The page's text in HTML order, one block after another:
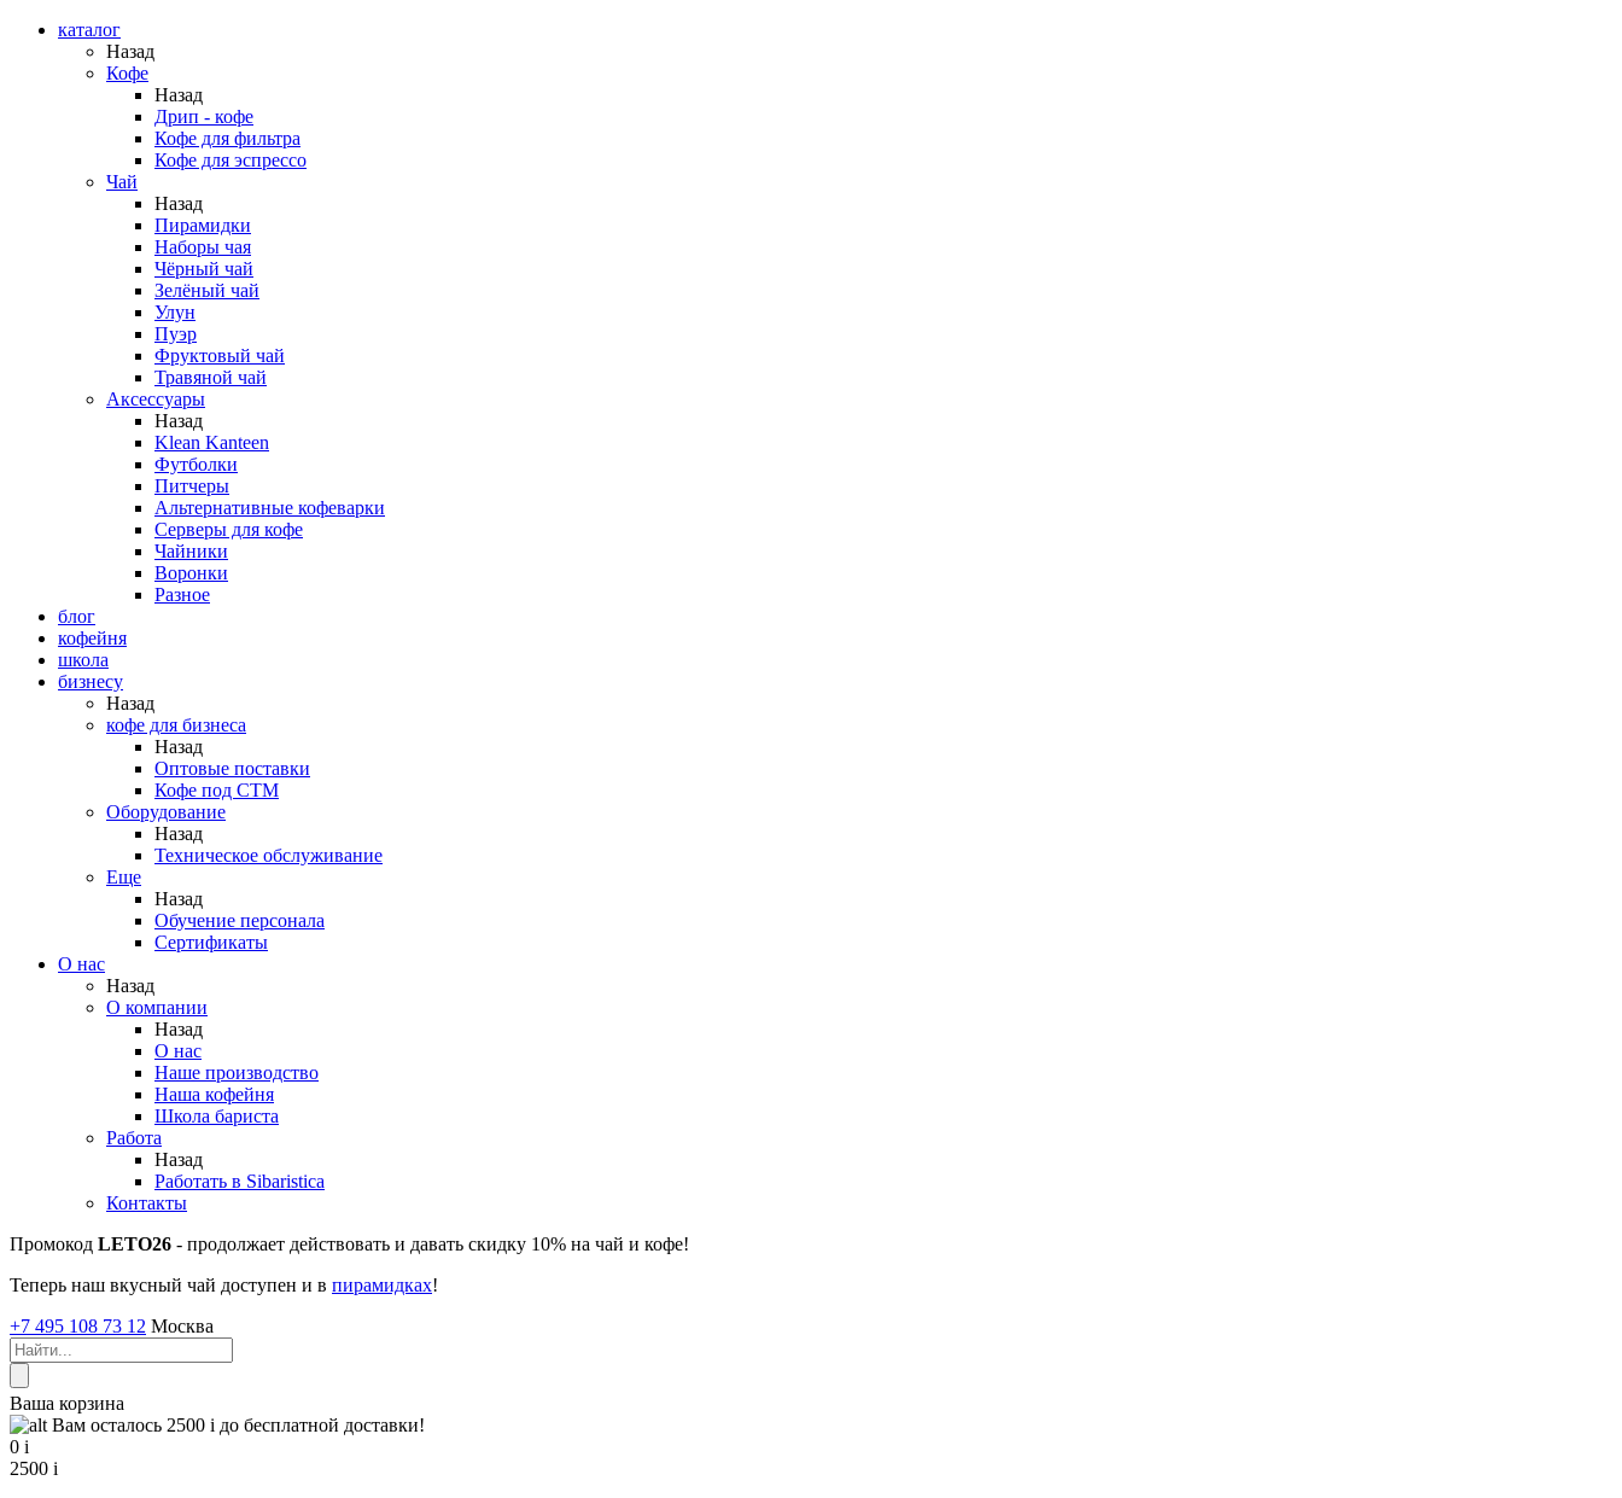
каталог
Назад
Кофе
Назад
Дрип - кофе
Кофе для фильтра
Кофе для эспрессо
Чай
Назад
Пирамидки
Наборы чая
Чёрный чай
Зелёный чай
Улун
Пуэр
Фруктовый чай
Травяной чай
Аксессуары
Назад
Klean Kanteen
Футболки
Питчеры
Альтернативные кофеварки
Серверы для кофе
Чайники
Воронки
Разное
блог
кофейня
школа
бизнесу
Назад
кофе для бизнеса
Назад
Оптовые поставки
Кофе под СТМ
Оборудование
Назад
Техническое обслуживание
Еще
Назад
Обучение персонала
Сертификаты
О нас
Назад
O компании
Назад
О нас
Наше производство
Наша кофейня
Школа бариста
Работа
Назад
Работать в Sibaristica
Контакты
Промокод LETO26 - продолжает действовать и давать скидку 10% на чай и кофе!
Теперь наш вкусный чай доступен и в пирамидках!
+7 495 108 73 12 Москва
Ваша корзина
Вам осталось 2500 i до бесплатной доставки!
0 i
2500 i